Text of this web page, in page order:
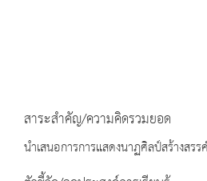
สาระสำคัญ/ความคิดรวมยอด
นำเสนอการการแสดงนาฏศิลป์สร้างสรร